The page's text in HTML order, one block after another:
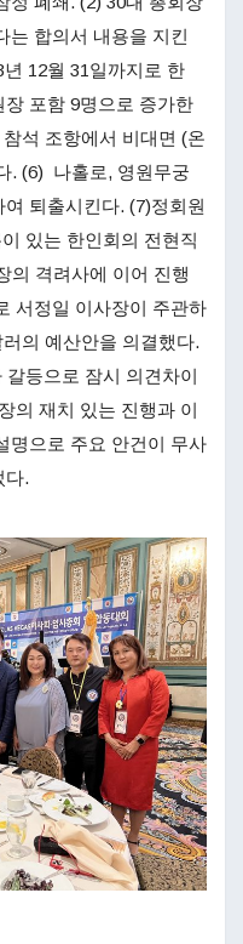
는 합의서 내용을 지킨
12월 31일까지로 한
포함 9명으로 증가한
석 조항에서 비대면 (온
. (6) 나홀로, 영원무궁
퇴출시킨다. (7)정회원
있는 한인회의 전현직
의 격려사에 이어 진행
서정일 이사장이 주관하
의 예산안을 의결했다.
등으로 잠시 의견차이
의 재치 있는 진행과 이
명으로 주요 안건이 무사
다.